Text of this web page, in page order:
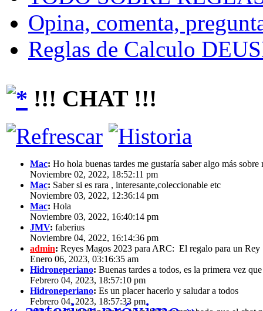
Opina, comenta,
Reglas de Calculo
!!! CHAT !!!
Mac: Ho hola buenas tardes me gustaría saber algo más
Noviembre 02, 2022, 18:52:11 pm
Mac: Saber si es rara , interesante,coleccionable etc
Noviembre 03, 2022, 12:36:14 pm
Mac: Hola
Noviembre 03, 2022, 16:40:14 pm
JMV: faberius
Noviembre 04, 2022, 16:14:36 pm
admin: Reyes Magos 2023 para ARC: El regalo para un
Enero 06, 2023, 03:16:35 am
Hidroneperiano: Buenas tardes a todos, es la primera vez
Febrero 04, 2023, 18:57:10 pm
Hidroneperiano: Es un placer hacerlo y saludar a todos
Febrero 04, 2023, 18:57:33 pm